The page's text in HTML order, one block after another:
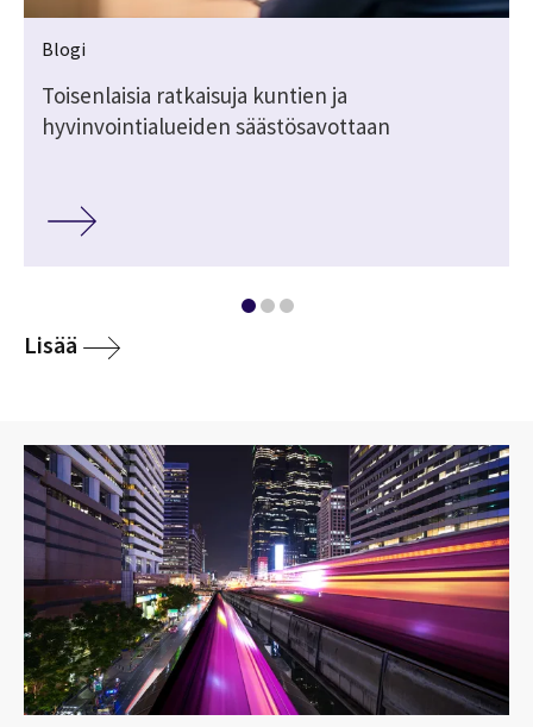
Blogi
Toisenlaisia ratkaisuja kuntien ja
hyvinvointialueiden säästösavottaan
Lisää